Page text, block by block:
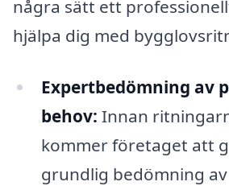
några sätt ett
hjälpa dig med
Expertbedömning av
behov: Innan
kommer företaget att
grundlig bedömning